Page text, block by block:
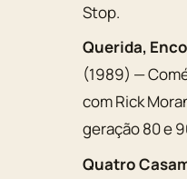
Stop.
Querida,
(1989) —
com Rick
geração 80 e
Quatro